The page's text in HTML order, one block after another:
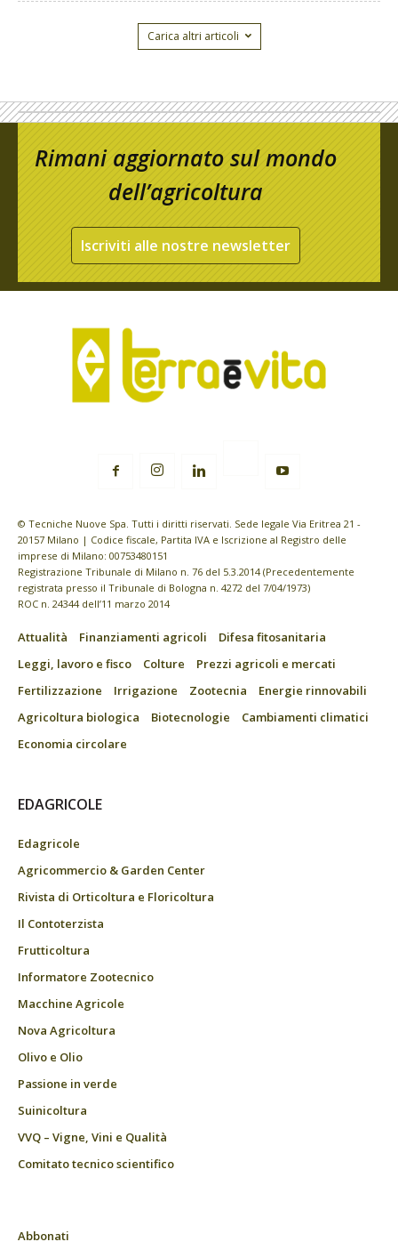
Carica altri articoli
Rimani aggiornato sul mondo
dell’agricoltura
Iscriviti alle nostre newsletter
© Tecniche Nuove Spa. Tutti i diritti riservati. Sede legale Via Eritrea 21 -
20157 Milano | Codice fiscale, Partita IVA e Iscrizione al Registro delle
imprese di Milano: 00753480151
Registrazione Tribunale di Milano n. 76 del 5.3.2014 (Precedentemente
registrata presso il Tribunale di Bologna n. 4272 del 7/04/1973)
ROC n. 24344 dell’11 marzo 2014
Attualità Finanziamenti agricoli
Difesa fitosanitaria
Leggi, lavoro e fisco
Colture
Prezzi agricoli e mercati
Fertilizzazione
Irrigazione Zootecnia
Energie rinnovabili
Agricoltura biologica
Biotecnologie
Cambiamenti climatici
Economia circolare
EDAGRICOLE
Edagricole
Agricommercio & Garden Center
Rivista di Orticoltura e Floricoltura
Il Contoterzista
Frutticoltura
Informatore Zootecnico
Macchine Agricole
Nova Agricoltura
Olivo e Olio
Passione in verde
Suinicoltura
VVQ – Vigne, Vini e Qualità
Comitato tecnico scientifico
Abbonati